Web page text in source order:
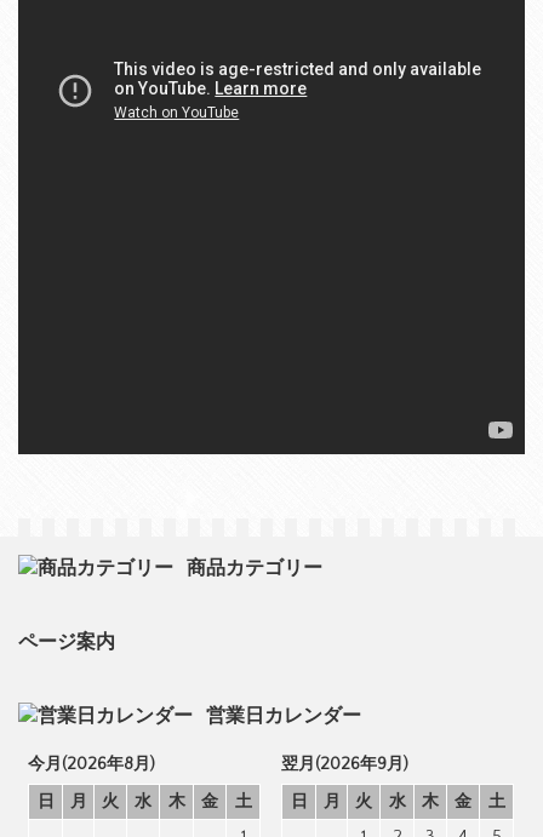
商品カテゴリー
ページ案内
営業日カレンダー
今月(2026年8月)
日
月 火 水 木 金
土
翌月(2026年9月)
日
月 火 水 木 金
土